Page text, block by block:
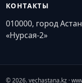
КОНТАКТЫ
010000, город
«Нурсая-2»
© 2026. vechastana.kz ·